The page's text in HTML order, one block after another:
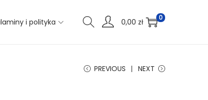
i polityka 0,00 zł 0
PREVIOUS NEXT